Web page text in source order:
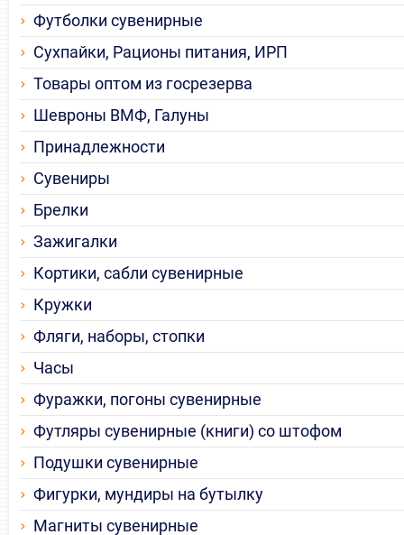
Футболки сувенирные
Сухпайки, Рационы питания, ИРП
Товары оптом из госрезерва
Шевроны ВМФ, Галуны
Принадлежности
Сувениры
Брелки
Зажигалки
Кортики, сабли сувенирные
Кружки
Фляги, наборы, стопки
Часы
Фуражки, погоны сувенирные
Футляры сувенирные (книги) со штофом
Подушки сувенирные
Фигурки, мундиры на бутылку
Магниты сувенирные